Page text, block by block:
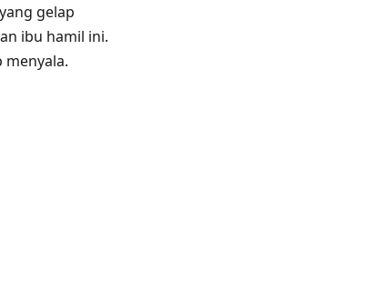
gelap
ibu hamil ini.